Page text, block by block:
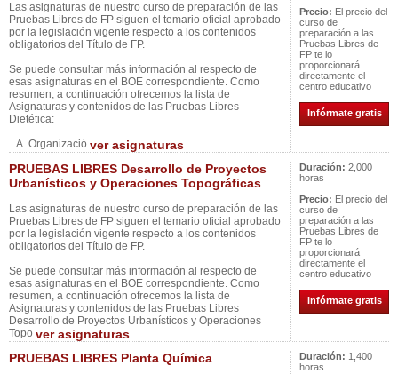
Las asignaturas de nuestro curso de preparación de las
Pruebas Libres de FP siguen el temario oficial aprobado
por la legislación vigente respecto a los contenidos
obligatorios del Título de FP.
Se puede consultar más información al respecto de
esas asignaturas en el BOE correspondiente. Como
resumen, a continuación ofrecemos la lista de
Asignaturas y contenidos de las Pruebas Libres
Dietética:
A. Organizació ver asignaturas
Precio: El precio del
curso de
preparación a las
Pruebas Libres de
FP te lo
proporcionará
directamente el
centro educativo
Infórmate gratis
PRUEBAS LIBRES Desarrollo de Proyectos
Urbanísticos y Operaciones Topográficas
Las asignaturas de nuestro curso de preparación de las
Pruebas Libres de FP siguen el temario oficial aprobado
por la legislación vigente respecto a los contenidos
obligatorios del Título de FP.
Se puede consultar más información al respecto de
esas asignaturas en el BOE correspondiente. Como
resumen, a continuación ofrecemos la lista de
Asignaturas y contenidos de las Pruebas Libres
Desarrollo de Proyectos Urbanísticos y Operaciones
Topo ver asignaturas
Duración: 2,000
horas
Precio: El precio del
curso de
preparación a las
Pruebas Libres de
FP te lo
proporcionará
directamente el
centro educativo
Infórmate gratis
PRUEBAS LIBRES Planta Química Duración: 1,400
horas